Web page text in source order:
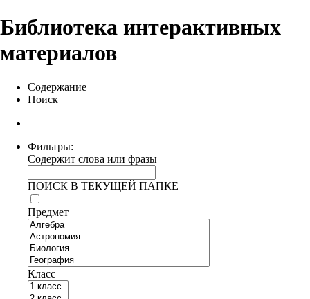
Библиотека интерактивных
материалов
Содержание
Поиск
Фильтры:
Содержит слова или фразы
ПОИСК В ТЕКУЩЕЙ ПАПКЕ
Предмет
Класс